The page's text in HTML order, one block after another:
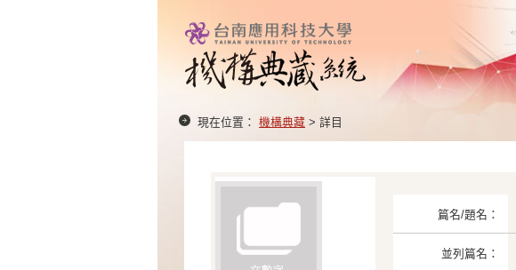
現在位置： 機構典藏 > 詳目
篇名/題名：
並列篇名：